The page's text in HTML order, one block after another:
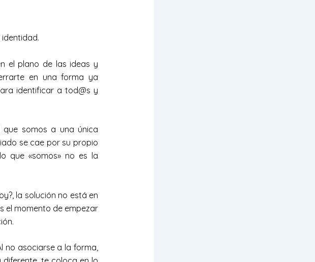
el plano de las ideas y
en una forma ya
identificar a tod@s y
que somos a una única
se cae por su propio
que «somos» no es la
la solución no está en
el momento de empezar
no asociarse a la forma,